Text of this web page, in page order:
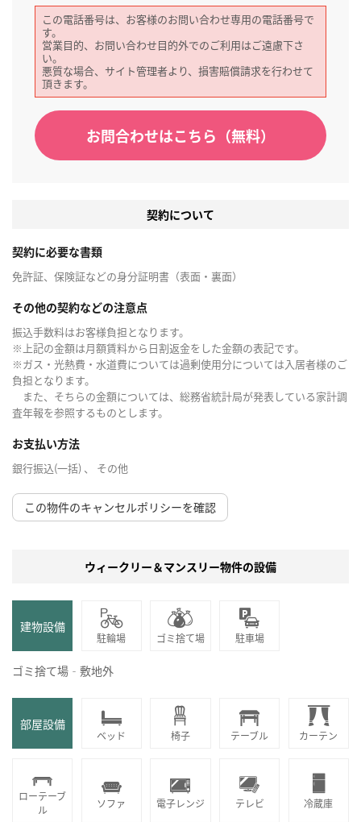
この電話番号は、お客様のお問い合わせ専用の電話番号で
す。
営業目的、お問い合わせ目的外でのご利用はご遠慮下さ
い。
悪質な場合、サイト管理者より、損害賠償請求を行わせて
頂きます。
お問合わせはこちら（無料）
契約について
契約に必要な書類
免許証、保険証などの身分証明書（表面・裏面）
その他の契約などの注意点
振込手数料はお客様負担となります。
※上記の金額は月額賃料から日割返金をした金額の表記です。
※ガス・光熱費・水道費については過剰使用分については入居者様のご
負担となります。
また、そちらの金額については、総務省統計局が発表している家計調
査年報を参照するものとします。
お支払い方法
銀行振込(一括) 、 その他
この物件のキャンセルポリシーを確認
ウィークリー＆マンスリー物件の設備
建物設備
駐輪場 ゴミ捨て場 駐車場
ゴミ捨て場‐敷地外
部屋設備
ベッド 椅子 テーブル カーテン
ローテーブ
ル
ソファ 電子レンジ テレビ 冷蔵庫